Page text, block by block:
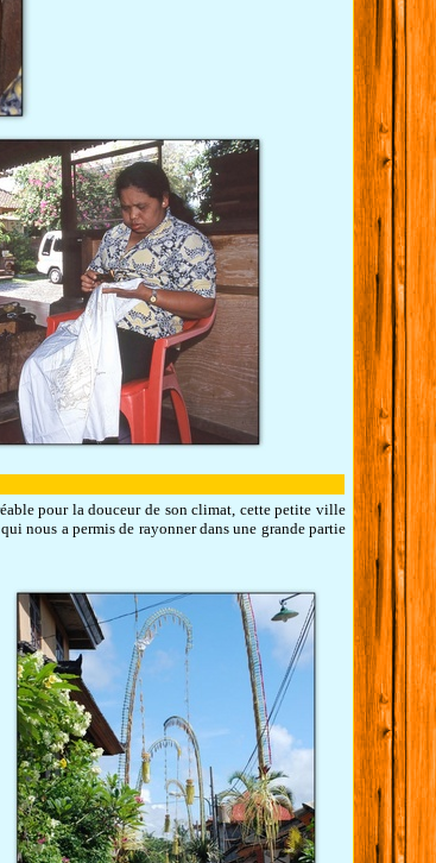
pour la douceur de son climat, cette petite ville
nous a permis de rayonner dans une grande partie